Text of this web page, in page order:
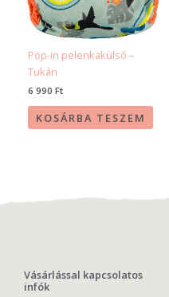
Pop-in pelenkakülső –
Tukán
6 990Ft
KOSÁRBA TESZEM
Vásárlással kapcsolatos
infók